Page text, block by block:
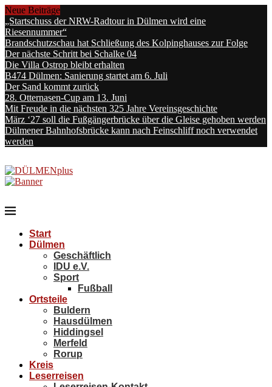
Neue Beiträge
„Startschuss der NRW-Radtour in Dülmen wird eine
Riesennummer“
Brandschutzschau hat Schließung des Kolpinghauses zur Folge
Der nächste Schritt bei Schalke 04
Die Villa Ostrop bleibt erhalten
B474 Dülmen: Sanierung startet am 6. Juli
Der Sand kommt zurück
28. Otternasen-Cup am 13. Juni
Mit Freude in die nächsten 325 Jahre Vereinsgeschichte
März ‘27 soll die Fußgängerbrücke über die Gleise gehoben werden
Dülmener Bahnhofsbrücke kann nach Feinschliff noch verwendet
werden
Start
Dülmen
Geschäftlich
IDU e.V.
Sport
Fußball
Ortsteile
Buldern
Hausdülmen
Hiddingsel
Merfeld
Rorup
Kreis
Leserreisen